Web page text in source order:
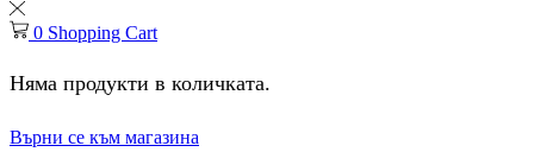
0 Shopping Cart
Няма продукти в количката.
Върни се към магазина